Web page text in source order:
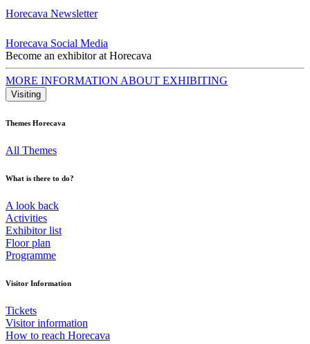
Horecava Newsletter
Horecava Social Media
Become an exhibitor at Horecava
MORE INFORMATION ABOUT EXHIBITING
Visiting
Themes Horecava
All Themes
What is there to do?
A look back
Activities
Exhibitor list
Floor plan
Programme
Visitor Information
Tickets
Visitor information
How to reach Horecava